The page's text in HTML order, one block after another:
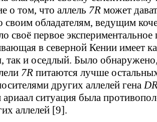
о том, что аллель 7R может
обладателям, ведущим
своё первое
в северной Кении имеет
так и оседлый. Было
7R питаются лучше
других аллелей гена
ариаал ситуация была
аллелей [9].